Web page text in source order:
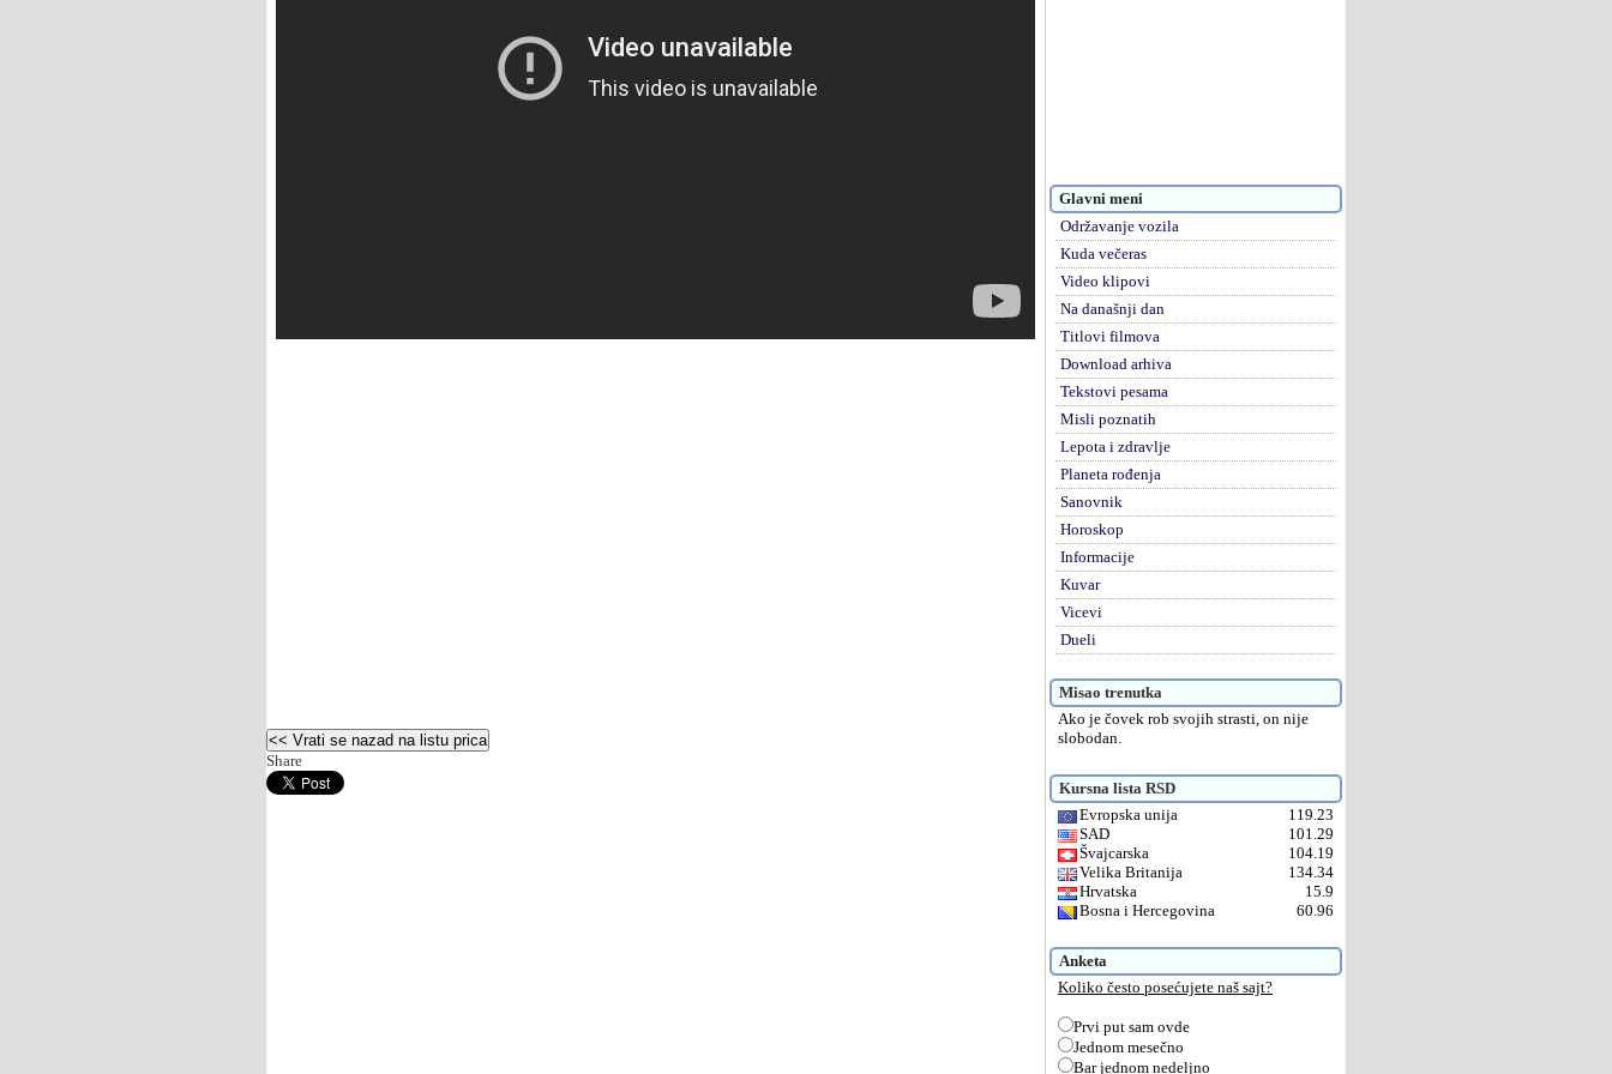
Share
Glavni meni
Održavanje vozila
Kuda večeras
Video klipovi
Na današnji dan
Titlovi filmova
Download arhiva
Tekstovi pesama
Misli poznatih
Lepota i zdravlje
Planeta rođenja
Sanovnik
Horoskop
Informacije
Kuvar
Vicevi
Dueli
Misao trenutka
Ako je čovek rob svojih strasti, on nije
slobodan.
Kursna lista RSD
Evropska unija
119.23
SAD
101.29
Švajcarska
104.19
Velika Britanija
134.34
Hrvatska
15.9
Bosna i Hercegovina
60.96
Anketa
Koliko često posećujete naš sajt?
Prvi put sam ovde
Jednom mesečno
Bar jednom nedeljno